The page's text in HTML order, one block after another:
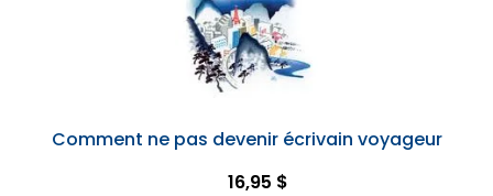
Comment ne pas devenir écrivain voyageur
16,95 $